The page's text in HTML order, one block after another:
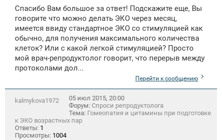
Спасибо Вам большое за ответ! Подскажите еще, Вы
говорите что можно делать ЭКО через месяц,
имеется ввиду стандартное ЭКО со стимуляцией как
обычно, для получения максимального количества
клеток? Или с какой легкой стимуляцией? Просто
мой врач-репродуктолог говорит, что перерыв между
протоколами дол...
Перейти к сообщению
kalmykova1972
05 июл 2015, 20:00
Форум: Спроси репродуктолога
Тема: Гомеопатия и цитамины при подготовке
к ЭКО возрастных пар
Ответы: 1
Просмотры: 1004